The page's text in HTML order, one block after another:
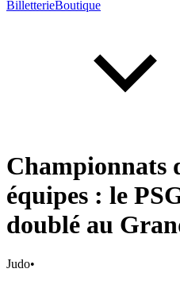
BilletterieBoutique
Championnats
équipes : le
doublé au
Judo•